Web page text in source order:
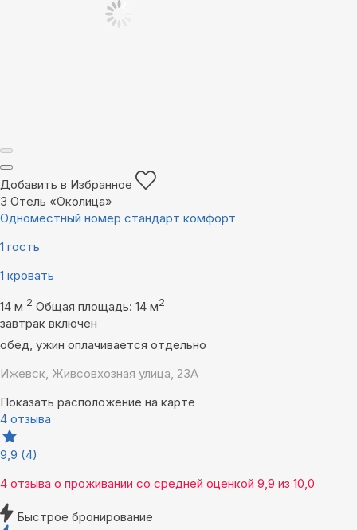
Добавить в Избранное
3 Отель «Околица»
Одноместный номер стандарт комфорт
1 гость
1 кровать
14 м 2 Общая площадь: 14 м2
завтрак включен
обед, ужин оплачивается отдельно
Ижевск, Живсовхозная улица, 23А
Показать расположение на карте
4 отзыва
9,9 (4)
4 отзыва о проживании со средней оценкой 9,9 из 10,0
Быстрое бронирование